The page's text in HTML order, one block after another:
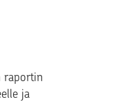
raportin
ja